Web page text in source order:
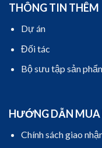
THÔNG TIN THÊM
Dự án
Đối tác
Bộ sưu tập sản
HƯỚNG DẪN
Chính sách giao